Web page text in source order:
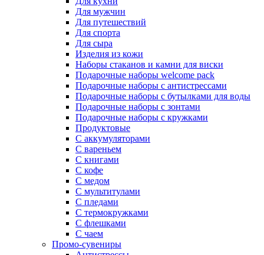
Для мужчин
Для путешествий
Для спорта
Для сыра
Изделия из кожи
Наборы стаканов и камни для виски
Подарочные наборы welcome pack
Подарочные наборы с антистрессами
Подарочные наборы с бутылками для воды
Подарочные наборы с зонтами
Подарочные наборы с кружками
Продуктовые
С аккумуляторами
С вареньем
С книгами
С кофе
С медом
С мультитулами
С пледами
С термокружками
С флешками
С чаем
Промо-сувениры